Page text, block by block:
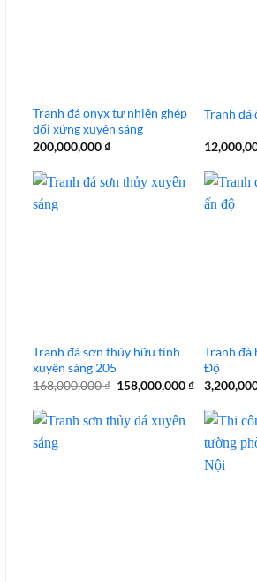
Tranh đá onyx tự nhiên ghép
đối xứng xuyên sáng
200,000,000₫
Tranh đá
Tranh đá sơn thủy hữu tình
xuyên sáng 205
168,000,000₫ Giá
168,000,000 ₫.
158,000,000₫Giá
hiện
tại
là:
Tranh đá
Độ